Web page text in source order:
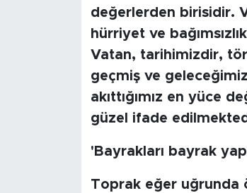
değerlerden birisidir.
hürriyet ve
Vatan, tarihimizdir,
geçmiş ve
akıttığımız en yüce
güzel ifade
'Bayrakları bayrak
Toprak eğer uğrunda
SİYASET
MEDYA KÖŞESİ
FOTO GALERİ
VİDEOLAR
ALINTI YAZARLAR
SOSYAL MEDYA